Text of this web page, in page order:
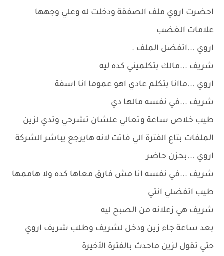
احضرت اروي ملف الصفقة ودخلت له وعلي وجهها
علامات الغضب
اروي ...اتفضل الملف .
شريف ...مالك بتكلميني كده ليه
اروي ...ماانا بتكلم عادي اهو عموما انا اسفة
شريف ...في نفسه مالها دي
طيب خلاص ساعة وتعالي علشان تشرحي وتدي لزين
الملفات بتاع الفترة الي فاتت لانه هايرجع يباشر الشركة
اروي ...بحزن حاضر
شريف ...في نفسه انا مش فارق معاها كده ولا هاممها
طيب اتفضلي انتي
شريف هي زعلانه من الصبح ليه
بعد ساعة جاء زين ودخل لشريف وطلب شريف اروي
حتي تقول لزين ماحدث بالفترة الأخيرة